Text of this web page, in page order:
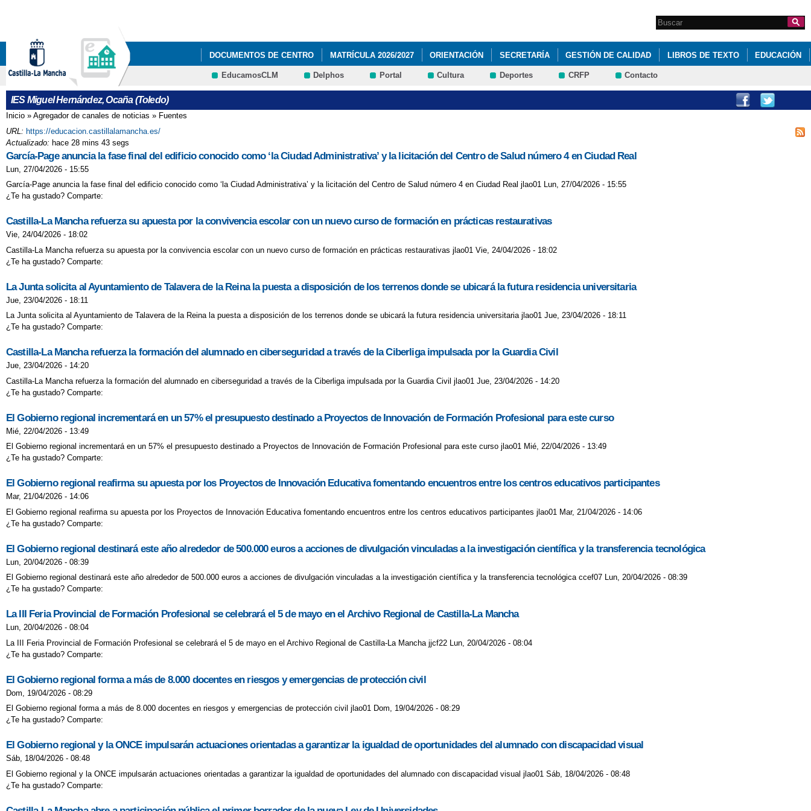
Formulario de
búsqueda
Search this site
DOCUMENTOS DE CENTRO MATRÍCULA 2026/2027 ORIENTACIÓN SECRETARÍA GESTIÓN DE CALIDAD LIBROS DE TEXTO EDUCACIÓN
EducamosCLM Delphos Portal Cultura Deportes CRFP Contacto
IES Miguel Hernández, Ocaña (Toledo)
Se encuentra usted aquí
Inicio » Agregador de canales de noticias » Fuentes
URL: https://educacion.castillalamancha.es/
Actualizado: hace 28 mins 43 segs
García-Page anuncia la fase final del edificio conocido como ‘la Ciudad Administrativa’ y la licitación del Centro de Salud número 4 en Ciudad Real
Lun, 27/04/2026 - 15:55
García-Page anuncia la fase final del edificio conocido como ‘la Ciudad Administrativa’ y la licitación del Centro de Salud número 4 en Ciudad Real jlao01 Lun, 27/04/2026 - 15:55
¿Te ha gustado? Comparte:
Castilla-La Mancha refuerza su apuesta por la convivencia escolar con un nuevo curso de formación en prácticas restaurativas
Vie, 24/04/2026 - 18:02
Castilla-La Mancha refuerza su apuesta por la convivencia escolar con un nuevo curso de formación en prácticas restaurativas jlao01 Vie, 24/04/2026 - 18:02
¿Te ha gustado? Comparte:
La Junta solicita al Ayuntamiento de Talavera de la Reina la puesta a disposición de los terrenos donde se ubicará la futura residencia universitaria
Jue, 23/04/2026 - 18:11
La Junta solicita al Ayuntamiento de Talavera de la Reina la puesta a disposición de los terrenos donde se ubicará la futura residencia universitaria jlao01 Jue, 23/04/2026 - 18:11
¿Te ha gustado? Comparte:
Castilla-La Mancha refuerza la formación del alumnado en ciberseguridad a través de la Ciberliga impulsada por la Guardia Civil
Jue, 23/04/2026 - 14:20
Castilla-La Mancha refuerza la formación del alumnado en ciberseguridad a través de la Ciberliga impulsada por la Guardia Civil jlao01 Jue, 23/04/2026 - 14:20
¿Te ha gustado? Comparte:
El Gobierno regional incrementará en un 57% el presupuesto destinado a Proyectos de Innovación de Formación Profesional para este curso
Mié, 22/04/2026 - 13:49
El Gobierno regional incrementará en un 57% el presupuesto destinado a Proyectos de Innovación de Formación Profesional para este curso jlao01 Mié, 22/04/2026 - 13:49
¿Te ha gustado? Comparte:
El Gobierno regional reafirma su apuesta por los Proyectos de Innovación Educativa fomentando encuentros entre los centros educativos participantes
Mar, 21/04/2026 - 14:06
El Gobierno regional reafirma su apuesta por los Proyectos de Innovación Educativa fomentando encuentros entre los centros educativos participantes jlao01 Mar, 21/04/2026 - 14:06
¿Te ha gustado? Comparte:
El Gobierno regional destinará este año alrededor de 500.000 euros a acciones de divulgación vinculadas a la investigación científica y la transferencia tecnológica
Lun, 20/04/2026 - 08:39
El Gobierno regional destinará este año alrededor de 500.000 euros a acciones de divulgación vinculadas a la investigación científica y la transferencia tecnológica ccef07 Lun, 20/04/2026 - 08:39
¿Te ha gustado? Comparte:
La III Feria Provincial de Formación Profesional se celebrará el 5 de mayo en el Archivo Regional de Castilla-La Mancha
Lun, 20/04/2026 - 08:04
La III Feria Provincial de Formación Profesional se celebrará el 5 de mayo en el Archivo Regional de Castilla-La Mancha jjcf22 Lun, 20/04/2026 - 08:04
¿Te ha gustado? Comparte:
El Gobierno regional forma a más de 8.000 docentes en riesgos y emergencias de protección civil
Dom, 19/04/2026 - 08:29
El Gobierno regional forma a más de 8.000 docentes en riesgos y emergencias de protección civil jlao01 Dom, 19/04/2026 - 08:29
¿Te ha gustado? Comparte:
El Gobierno regional y la ONCE impulsarán actuaciones orientadas a garantizar la igualdad de oportunidades del alumnado con discapacidad visual
Sáb, 18/04/2026 - 08:48
El Gobierno regional y la ONCE impulsarán actuaciones orientadas a garantizar la igualdad de oportunidades del alumnado con discapacidad visual jlao01 Sáb, 18/04/2026 - 08:48
¿Te ha gustado? Comparte: